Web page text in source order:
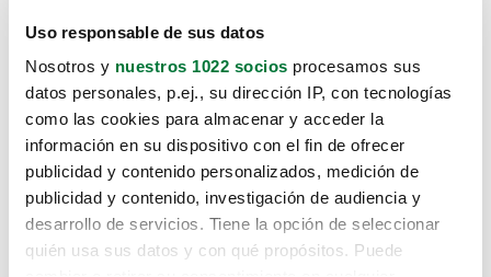
Uso responsable de sus datos
Nosotros y nuestros 1022 socios procesamos sus
datos personales, p.ej., su dirección IP, con tecnologías
como las cookies para almacenar y acceder la
información en su dispositivo con el fin de ofrecer
publicidad y contenido personalizados, medición de
publicidad y contenido, investigación de audiencia y
desarrollo de servicios. Tiene la opción de seleccionar
quién usa sus datos y con qué propósitos. Puede
Lo sentimos, no sabemos como
te hemos traido hasta aquí.
Pero puedes encontrar el coche que estás
buscando en alguno de estos enlaces: